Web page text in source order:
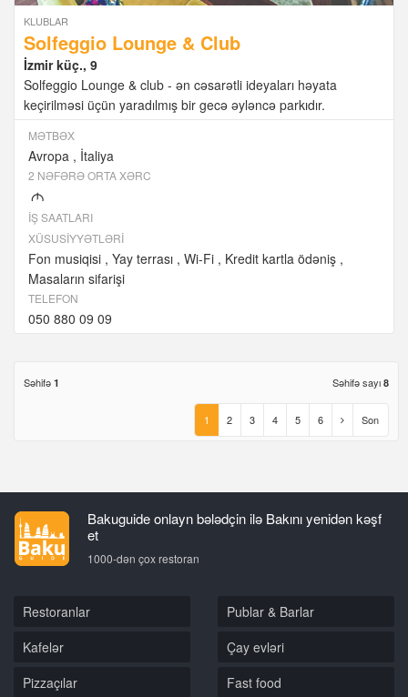
KLUBLAR
Solfeggio Lounge & Club
İzmir küç., 9
Solfeggio Lounge & club - ən cəsarətli ideyaları həyata
keçirilməsi üçün yaradılmış bir gecə əyləncə parkıdır.
MƏTBƏX
Avropa İtaliya
2 NƏFƏRƏ ORTA XƏRC
M
İŞ SAATLARI
XÜSUSIYYƏTLƏRI
Fon musiqisi Yay terrası Wi-Fi
Kredit kartla ödəniş
Masaların sifarişi
TELEFON
050 880 09 09
Səhifə 1 Səhifə sayı 8
1 2 3 4 5 6 Son
Bakuguide onlayn bələdçin ilə Bakını yenidən kəşf
et
1000-dən çox restoran
Restoranlar
Publar & Barlar
Kafelər
Çay evləri
Pizzaçılar
Fast food